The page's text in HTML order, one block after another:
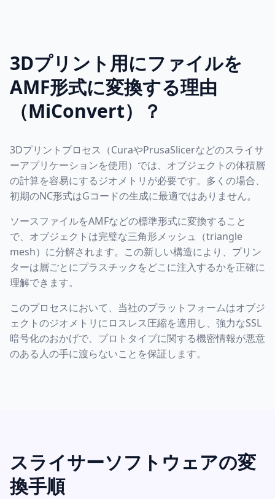
3Dプリント用にファイルを
AMF形式に変換する理由
（MiConvert）？
3Dプリントプロセス（CuraやPrusaSlicerなどのスライサ
ーアプリケーションを使用）では、オブジェクトの体積層
の計算を容易にするジオメトリが必要です。多くの場合、
初期のNC形式はGコードの生成に最適ではありません。
ソースファイルをAMFなどの標準形式に変換すること
で、オブジェクトは完璧な三角形メッシュ（triangle
mesh）に分解されます。この新しい構造により、プリン
ターは層ごとにプラスチックをどこに注入するかを正確に
理解できます。
このプロセスにおいて、当社のプラットフォームはオブジ
ェクトのジオメトリにロスレス圧縮を適用し、強力なSSL
暗号化のおかげで、プロトタイプに関する機密情報が悪意
のある人の手に渡らないことを保証します。
スライサーソフトウェアの変
換手順